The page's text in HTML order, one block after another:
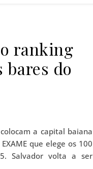
ranking
bares do
a capital baiana
que elege os 100
Salvador volta a ser